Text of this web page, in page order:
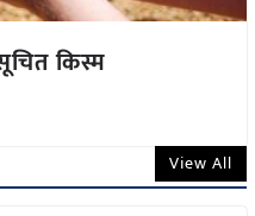
किस्म
View All